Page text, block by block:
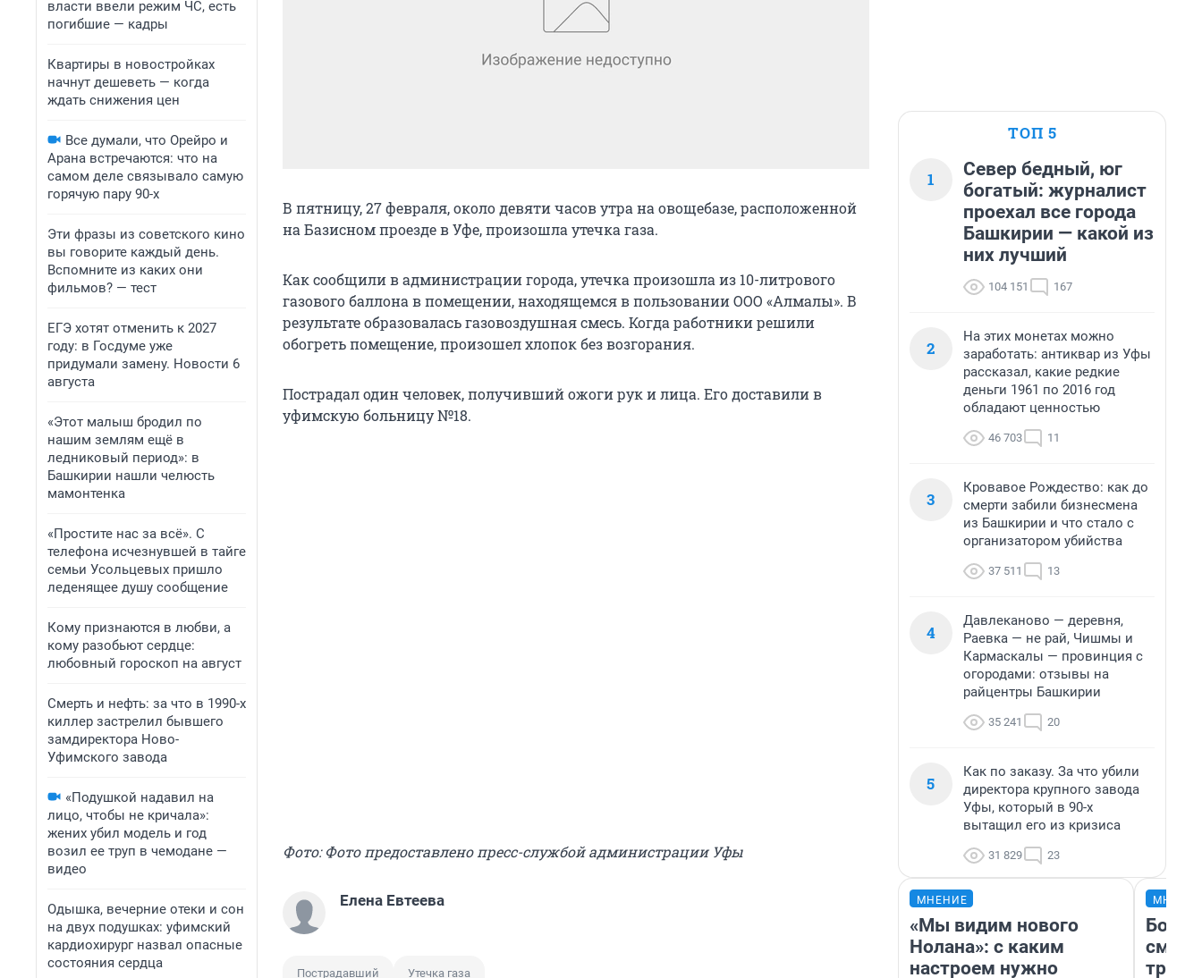
власти ввели режим ЧС, есть
погибшие — кадры
Квартиры в новостройках
начнут дешеветь — когда
ждать снижения цен
Все думали, что Орейро и
Арана встречаются: что на
самом деле связывало самую
горячую пару 90-х
Эти фразы из советского кино
вы говорите каждый день.
Вспомните из каких они
фильмов? — тест
ЕГЭ хотят отменить к 2027
году: в Госдуме уже
придумали замену. Новости 6
августа
«Этот малыш бродил по
нашим землям ещё в
ледниковый период»: в
Башкирии нашли челюсть
мамонтенка
«Простите нас за всё». С
телефона исчезнувшей в тайге
семьи Усольцевых пришло
леденящее душу сообщение
Кому признаются в любви, а
кому разобьют сердце:
любовный гороскоп на август
Смерть и нефть: за что в 1990-х
киллер застрелил бывшего
замдиректора Ново-
Уфимского завода
«Подушкой надавил на
лицо, чтобы не кричала»:
жених убил модель и год
возил ее труп в чемодане —
видео
Одышка, вечерние отеки и сон
на двух подушках: уфимский
кардиохирург назвал опасные
состояния сердца
В пятницу, 27 февраля, около девяти часов утра на овощебазе, расположенной
на Базисном проезде в Уфе, произошла утечка газа.
Как сообщили в администрации города, утечка произошла из 10-литрового
газового баллона в помещении, находящемся в пользовании ООО «Алмалы». В
результате образовалась газовоздушная смесь. Когда работники решили
обогреть помещение, произошел хлопок без возгорания.
Пострадал один человек, получивший ожоги рук и лица. Его доставили в
уфимскую больницу №18.
Фото: Фото предоставлено пресс-службой администрации Уфы
Елена Евтеева
Пострадавший Утечка газа
ТОП 5
1
Север бедный, юг
богатый: журналист
проехал все города
Башкирии — какой из
них лучший
104 151 167
2
На этих монетах можно
заработать: антиквар из Уфы
рассказал, какие редкие
деньги 1961 по 2016 год
обладают ценностью
46 703 11
3
Кровавое Рождество: как до
смерти забили бизнесмена
из Башкирии и что стало с
организатором убийства
37 511 13
4
Давлеканово — деревня,
Раевка — не рай, Чишмы и
Кармаскалы — провинция с
огородами: отзывы на
райцентры Башкирии
35 241 20
5
Как по заказу. За что убили
директора крупного завода
Уфы, который в 90-х
вытащил его из кризиса
31 829 23
МНЕНИЕ
«Мы видим нового
Нолана»: с каким
настроем нужно